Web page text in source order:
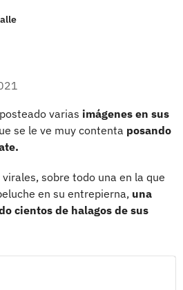
varias imágenes en sus
se le ve muy contenta posando
sobre todo una en la que
en su entrepierna, una
cientos de halagos de sus